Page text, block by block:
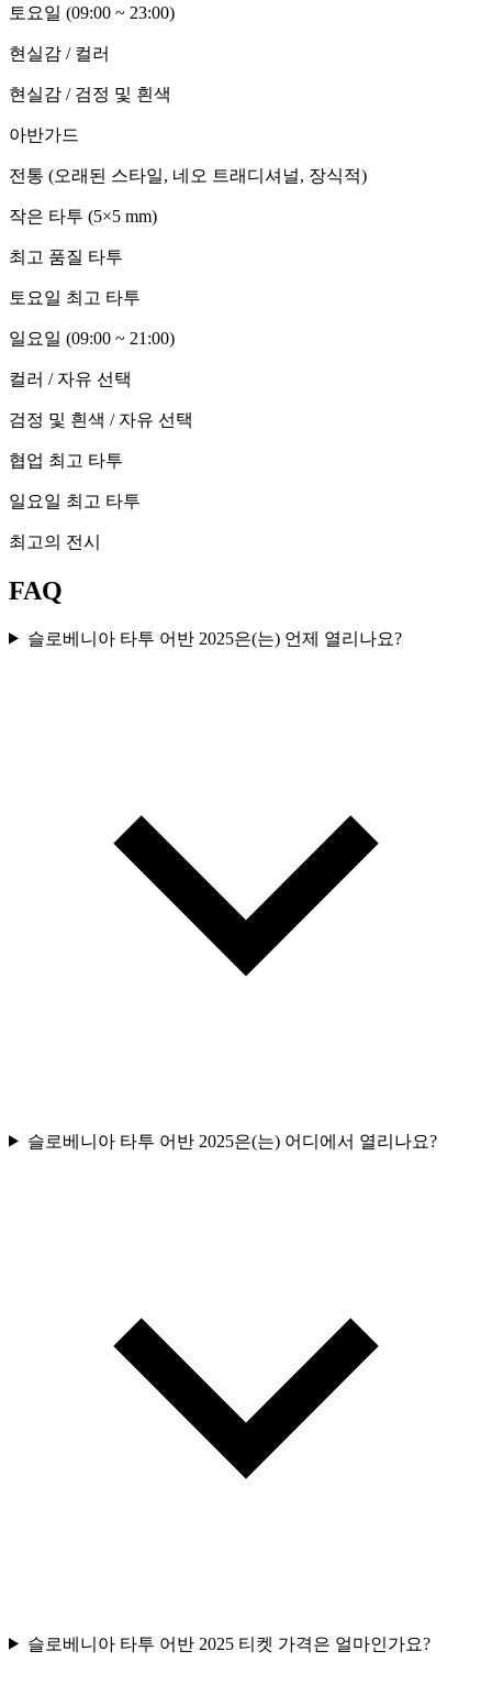
토요일 (09:00 ~ 23:00)
현실감 / 컬러
현실감 / 검정 및 흰색
아반가드
전통 (오래된 스타일, 네오 트래디셔널, 장식적)
작은 타투 (5×5 mm)
최고 품질 타투
토요일 최고 타투
일요일 (09:00 ~ 21:00)
컬러 / 자유 선택
검정 및 흰색 / 자유 선택
협업 최고 타투
일요일 최고 타투
최고의 전시
FAQ
슬로베니아 타투 어반 2025은(는) 언제 열리나요?
슬로베니아 타투 어반 2025은(는) 어디에서 열리나요?
슬로베니아 타투 어반 2025 티켓 가격은 얼마인가요?